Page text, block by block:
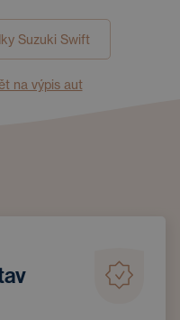
Suzuki Swift
na výpis aut